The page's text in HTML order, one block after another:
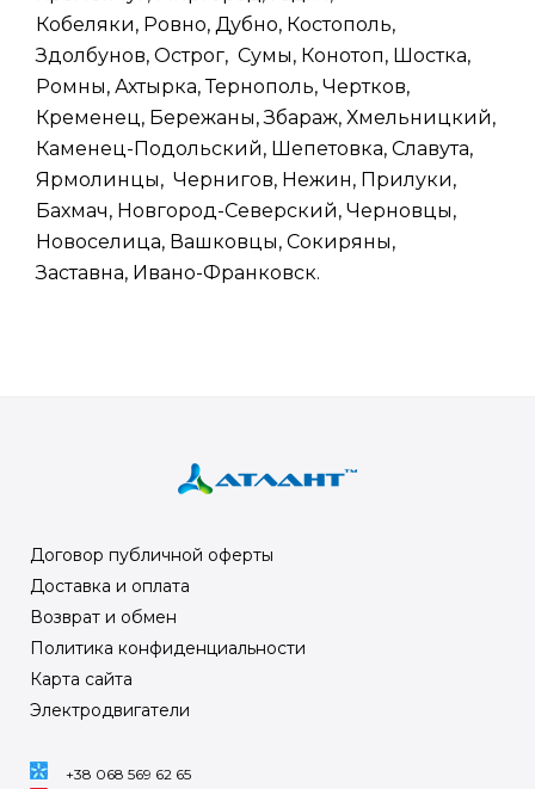
Кобеляки, Ровно, Дубно, Костополь,
Здолбунов, Острог, Сумы, Конотоп, Шостка,
Ромны, Ахтырка, Тернополь, Чертков,
Кременец, Бережаны, Збараж, Хмельницкий,
Каменец-Подольский, Шепетовка, Славута,
Ярмолинцы, Чернигов, Нежин, Прилуки,
Бахмач, Новгород-Северский, Черновцы,
Новоселица, Вашковцы, Сокиряны,
Заставна, Ивано-Франковск.
Договор публичной оферты
Доставка и оплата
Возврат и обмен
Политика конфиденциальности
Карта сайта
Электродвигатели
+38 068 569 62 65